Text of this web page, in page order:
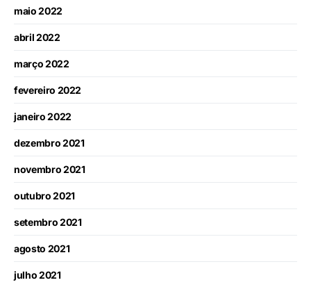
maio 2022
abril 2022
março 2022
fevereiro 2022
janeiro 2022
dezembro 2021
novembro 2021
outubro 2021
setembro 2021
agosto 2021
julho 2021